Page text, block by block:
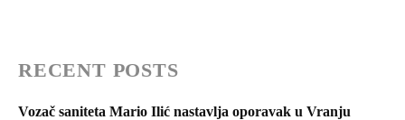
RECENT POSTS
Vozač saniteta Mario Ilić nastavlja oporavak u Vranju